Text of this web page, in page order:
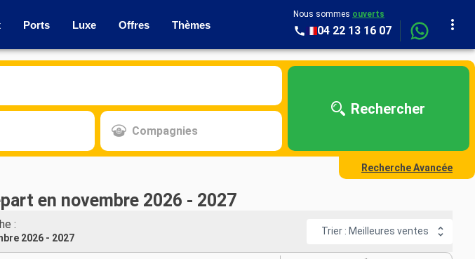
Ports Luxe Offres Thèmes
Nous sommes ouverts
04 22 13 16 07
Compagnies
Rechercher
Recherche Avancée
en novembre 2026 - 2027
:
2026 - 2027
Trier : Meilleures ventes